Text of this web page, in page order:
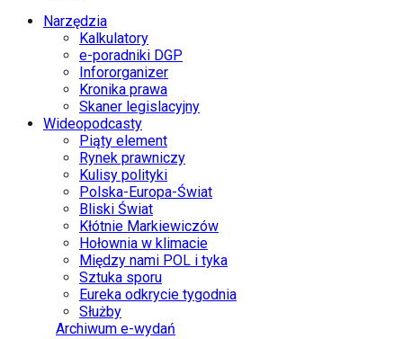
Narzędzia
Kalkulatory
e-poradniki DGP
Infororganizer
Kronika prawa
Skaner legislacyjny
Wideopodcasty
Piąty element
Rynek prawniczy
Kulisy polityki
Polska-Europa-Świat
Bliski Świat
Kłótnie Markiewiczów
Hołownia w klimacie
Między nami POL i tyka
Sztuka sporu
Eureka odkrycie tygodnia
Służby
Archiwum e-wydań